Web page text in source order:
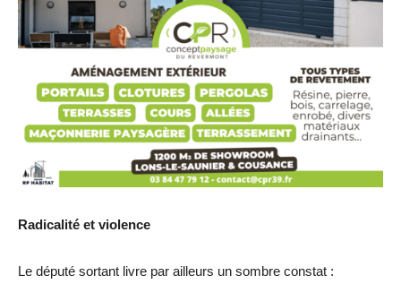
Radicalité et violence
Le député sortant livre par ailleurs un sombre constat :